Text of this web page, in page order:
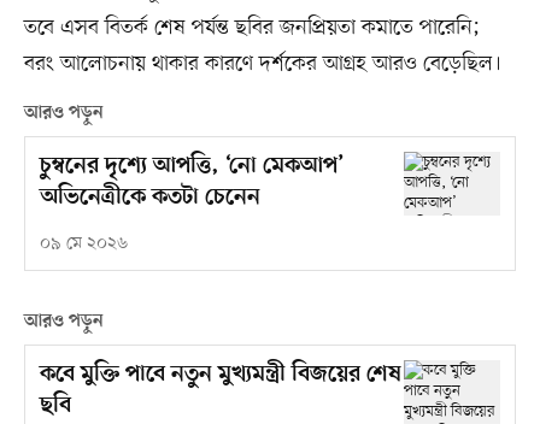
তবে এসব বিতর্ক শেষ পর্যন্ত ছবির জনপ্রিয়তা কমাতে পারেনি;
বরং আলোচনায় থাকার কারণে দর্শকের আগ্রহ আরও বেড়েছিল।
আরও পড়ুন
চুম্বনের দৃশ্যে আপত্তি, ‘নো মেকআপ’
অভিনেত্রীকে কতটা চেনেন
০৯ মে ২০২৬
আরও পড়ুন
কবে মুক্তি পাবে নতুন মুখ্যমন্ত্রী বিজয়ের শেষ
ছবি